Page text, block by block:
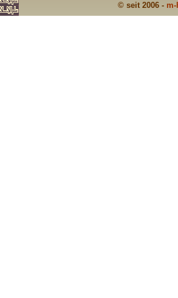
© seit 2006 -